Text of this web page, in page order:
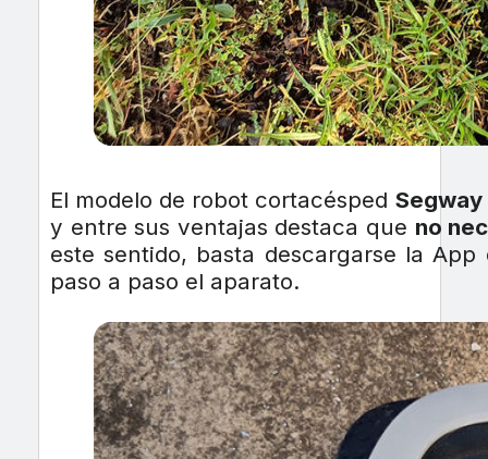
El modelo de robot cortacésped Segway
y entre sus ventajas destaca que no
este sentido, basta descargarse la
paso a paso el aparato.